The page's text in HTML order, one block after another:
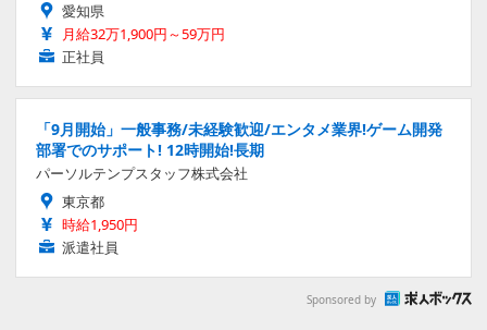
愛知県
月給32万1,900円～59万円
正社員
「9月開始」一般事務/未経験歓迎/エンタメ業界!ゲーム開発
部署でのサポート! 12時開始!長期
パーソルテンプスタッフ株式会社
東京都
時給1,950円
派遣社員
Sponsored by